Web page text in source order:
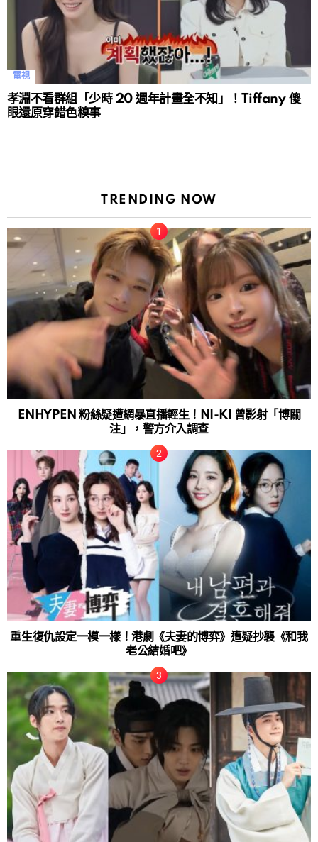
電視
孝淵不看群組「少時 20 週年計畫全不知」！Tiffany 傻
眼還原穿錯色糗事
TRENDING NOW
ENHYPEN 粉絲疑遭網暴直播輕生！NI-KI 曾影射「博關
注」，警方介入調查
重生復仇設定一模一樣！港劇《夫妻的博弈》遭疑抄襲《和我
老公結婚吧》